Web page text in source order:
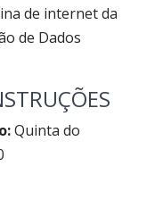
de internet da
de Dados
Quinta do